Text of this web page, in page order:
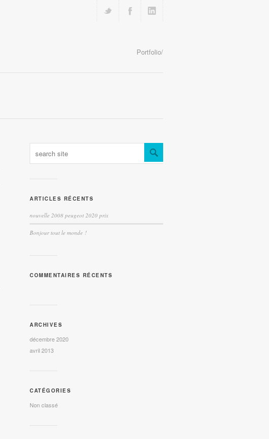
Portfolio/
ARTICLES RÉCENTS
nouvelle 2008 peugeot 2020 prix
Bonjour tout le monde !
COMMENTAIRES RÉCENTS
ARCHIVES
décembre 2020
avril 2013
CATÉGORIES
Non classé